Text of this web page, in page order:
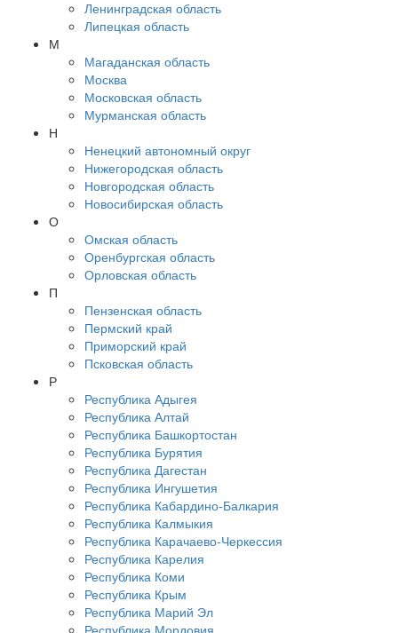
Ленинградская область
Липецкая область
М
Магаданская область
Москва
Московская область
Мурманская область
Н
Ненецкий автономный округ
Нижегородская область
Новгородская область
Новосибирская область
О
Омская область
Оренбургская область
Орловская область
П
Пензенская область
Пермский край
Приморский край
Псковская область
Р
Республика Адыгея
Республика Алтай
Республика Башкортостан
Республика Бурятия
Республика Дагестан
Республика Ингушетия
Республика Кабардино-Балкария
Республика Калмыкия
Республика Карачаево-Черкессия
Республика Карелия
Республика Коми
Республика Крым
Республика Марий Эл
Республика Мордовия